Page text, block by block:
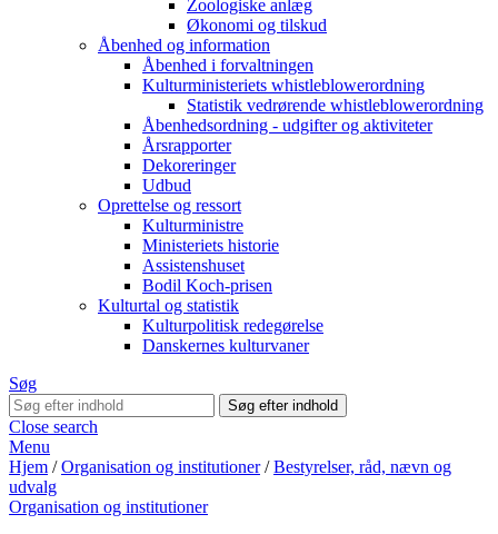
Zoologiske anlæg
Økonomi og tilskud
Åbenhed og information
Åbenhed i forvaltningen
Kulturministeriets whistleblowerordning
Statistik vedrørende whistleblowerordning
Åbenhedsordning - udgifter og aktiviteter
Årsrapporter
Dekoreringer
Udbud
Oprettelse og ressort
Kulturministre
Ministeriets historie
Assistenshuset
Bodil Koch-prisen
Kulturtal og statistik
Kulturpolitisk redegørelse
Danskernes kulturvaner
Søg
Close search
Menu
Hjem /Organisation og institutioner/Bestyrelser, råd, nævn og
udvalg
Organisation og institutioner